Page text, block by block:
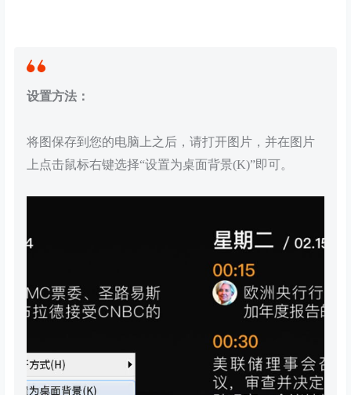
设置方法：
将图保存到您的电脑上之后，请打开图片，并在图片
上点击鼠标右键选择“设置为桌面背景(K)”即可。